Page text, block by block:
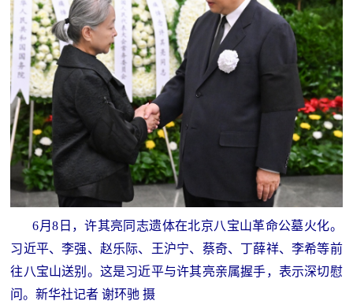
踪
法
规
国
防
法
规
国
防
国
防
知
识
民
国
6月8日，许其亮同志遗体在北京八宝山革命公墓火化。
习近平、李强、赵乐际、王沪宁、蔡奇、丁薛祥、李希等前
往八宝山送别。这是习近平与许其亮亲属握手，表示深切慰
问。新华社记者 谢环驰 摄